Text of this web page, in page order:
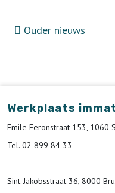
Ouder nieuws
Werkplaats
Emile Feronstraat 153, 1060
Tel. 02 899 84 33
Sint-Jakobsstraat 36, 8000